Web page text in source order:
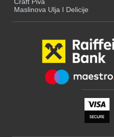
Maslinova Ulja I Delicije